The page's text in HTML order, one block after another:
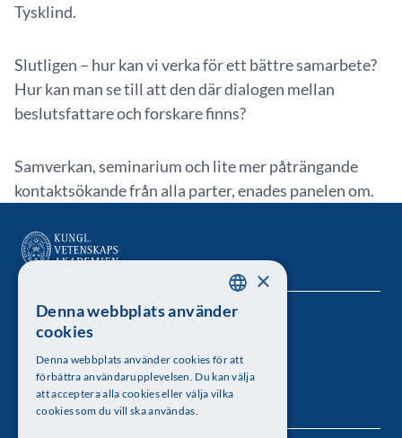
Tysklind.
Slutligen – hur kan vi verka för ett bättre samarbete?
Hur kan man se till att den där dialogen mellan
beslutsfattare och forskare finns?
Samverkan, seminarium och lite mer påträngande
kontaktsökande från alla parter, enades panelen om.
Kungl. Vetenskapsakademien
Besöksadress: Lilla Frescativägen 4A
Telefon: 08-673 95 00
SWEDISH
×
Denna webbplats använder
cookies
Denna webbplats använder cookies för att
förbättra användarupplevelsen. Du kan välja
att acceptera alla cookies eller välja vilka
cookies som du vill ska användas.